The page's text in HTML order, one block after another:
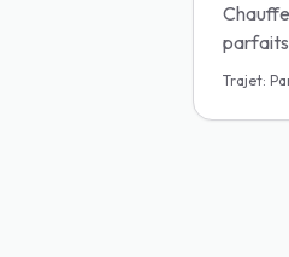
Trajet: